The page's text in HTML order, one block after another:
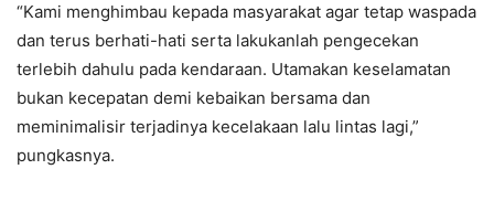
“Kami menghimbau kepada masyarakat agar tetap waspada
dan terus berhati-hati serta lakukanlah pengecekan
terlebih dahulu pada kendaraan. Utamakan keselamatan
bukan kecepatan demi kebaikan bersama dan
meminimalisir terjadinya kecelakaan lalu lintas lagi,”
pungkasnya.